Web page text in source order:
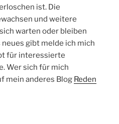
ist. Die
und weitere
warten oder bleiben
neues gibt melde ich mich
für interessierte
Wer sich für mich
mein anderes Blog Reden